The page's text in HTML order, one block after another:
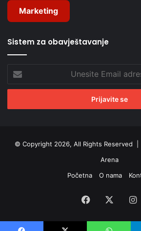
Marketing
Sistem za obavještavanje
Email
adresu
© Copyright 2026, All Rights Reserved |
Arena
Početna
O nama
Facebook